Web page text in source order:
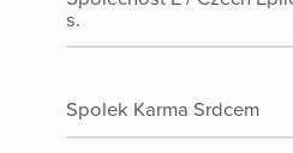
s.
Spolek Karma Srdcem